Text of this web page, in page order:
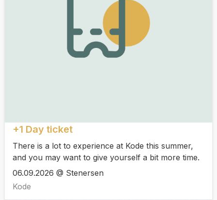
+1 Day ticket
There is a lot to experience at Kode this summer,
and you may want to give yourself a bit more time.
06.09.2026 @ Stenersen
Kode